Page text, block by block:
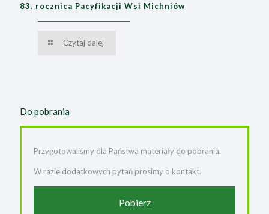
83. rocznica Pacyfikacji Wsi Michniów
Czytaj dalej
Do pobrania
Przygotowaliśmy dla Państwa materiały do pobrania.
W razie dodatkowych pytań prosimy o kontakt.
Pobierz